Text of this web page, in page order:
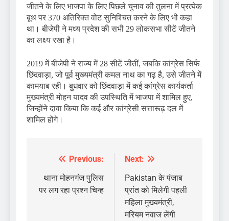
जीतने के लिए भाजपा के लिए पिछले चुनाव की तुलना में प्रत्येक
बूथ पर 370 अतिरिक्त वोट सुनिश्चित करने के लिए भी कहा
था। बीजेपी ने मध्य प्रदेश की सभी 29 लोकसभा सीटें जीतने
का लक्ष्य रखा है।
2019 में बीजेपी ने राज्य में 28 सीटें जीतीं, जबकि कांग्रेस सिर्फ
छिंदवाड़ा, जो पूर्व मुख्यमंत्री कमल नाथ का गढ़ है, उसे जीतने में
कामयाब रही। बुधवार को छिंदवाड़ा में कई कांग्रेस कार्यकर्ता
मुख्यमंत्री मोहन यादव की उपस्थिति में भाजपा में शामिल हुए,
जिन्होंने दावा किया कि कई और कांग्रेसी सत्तारूढ़ दल में
शामिल होंगे।
Post
navigation
Previous:
थाना मोहनगंज पुलिस
पर लग रहा प्रश्न चिन्ह
Next:
Pakistan के पंजाब
प्रांत को मिलेगी पहली
महिला मुख्यमंत्री,
मरियम नवाज लेंगी